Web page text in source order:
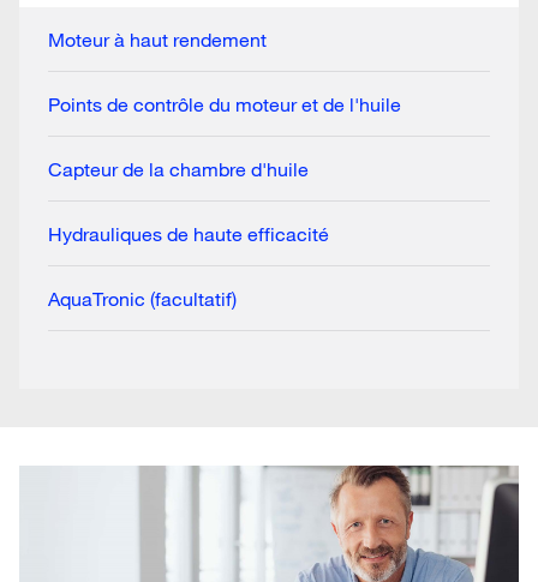
Moteur à haut rendement
Points de contrôle du moteur et de l'huile
Capteur de la chambre d'huile
Hydrauliques de haute efficacité
AquaTronic (facultatif)